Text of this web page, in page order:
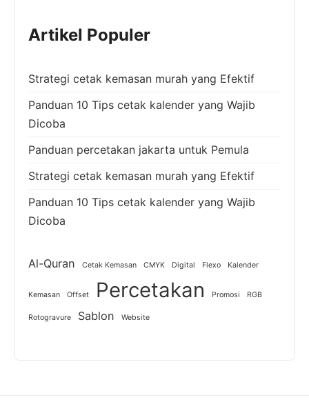
Artikel Populer
Strategi cetak kemasan murah yang Efektif
Panduan 10 Tips cetak kalender yang Wajib
Dicoba
Panduan percetakan jakarta untuk Pemula
Strategi cetak kemasan murah yang Efektif
Panduan 10 Tips cetak kalender yang Wajib
Dicoba
Al-Quran Cetak Kemasan CMYK Digital Flexo Kalender
Kemasan Offset Percetakan Promosi RGB
Rotogravure Sablon Website